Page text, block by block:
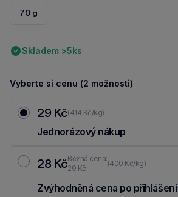
70 g
Skladem >5ks
Vyberte si cenu (2 možnosti)
29 Kč(414 Kč/kg)
Jednorázový nákup
28 KčBěžná cena:
29 Kč
(400 Kč/kg)
Zvýhodněná cena po přihlášení